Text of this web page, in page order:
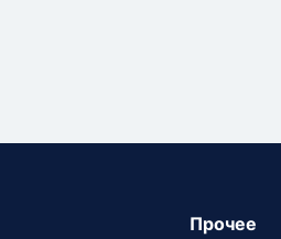
Прочее